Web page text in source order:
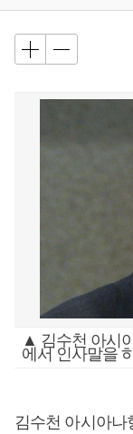
▲ 김수천 아시
에서 인사말을
김수천 아시아나